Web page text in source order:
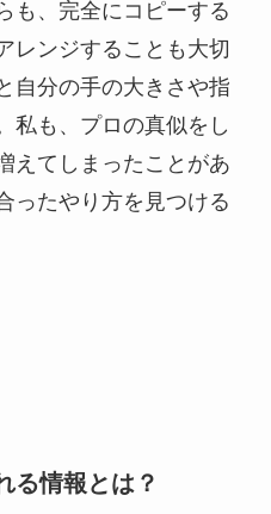
も、完全にコピーする
レンジすることも大切
自分の手の大きさや指
私も、プロの真似をし
えてしまったことがあ
ったやり方を見つける
る情報とは？